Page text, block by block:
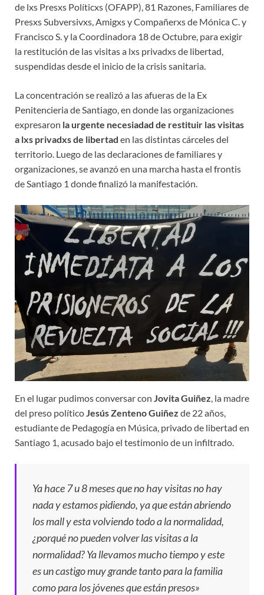
de lxs Presxs Políticxs (OFAPP), 81 Razones, Familiares de
Presxs Subversivxs, Amigxs y Compañerxs de Mónica C. y
Francisco S. y la Coordinadora 18 de Octubre, para exigir
la restitución de las visitas a lxs privadxs de libertad,
suspendidas desde el inicio de la crisis sanitaria.
La concentración se realizó a las afueras de la Ex
Penitencieria de Santiago, en donde las organizaciones
expresaron la urgente necesiadad de restituir las visitas
a lxs privadxs de libertad en las distintas cárceles del
territorio. Luego de las declaraciones de familiares y
organizaciones, se avanzó en una marcha hasta el frontis
de Santiago 1 donde finalizó la manifestación.
En el lugar pudimos conversar con Jovita Guiñez, la madre
del preso políticoJesús Zenteno Guiñez de 22 años,
estudiante de Pedagogía en Música, privado de libertad en
Santiago 1, acusado bajo el testimonio de un infiltrado.
Ya hace 7 u 8 meses que no hay visitas no hay
nada y estamos pidiendo, ya que están abriendo
los mall y esta volviendo todo a la normalidad,
¿porqué no pueden volver las visitas a la
normalidad? Ya llevamos mucho tiempo y este
es un castigo muy grande tanto para la familia
como para los jóvenes que están presos»